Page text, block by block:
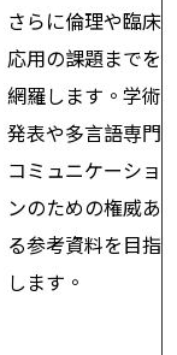
さらに倫理や臨床
応用の課題までを
網羅します。学術
発表や多言語専門
コミュニケーショ
ンのための権威あ
る参考資料を目指
します。